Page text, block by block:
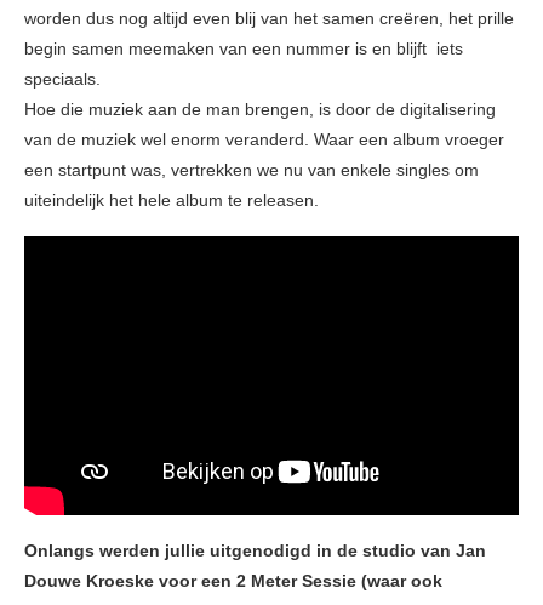
worden dus nog altijd even blij van het samen creëren, het prille
begin samen meemaken van een nummer is en blijft iets
speciaals.
Hoe die muziek aan de man brengen, is door de digitalisering
van de muziek wel enorm veranderd. Waar een album vroeger
een startpunt was, vertrekken we nu van enkele singles om
uiteindelijk het hele album te releasen.
Onlangs werden jullie uitgenodigd in de studio van Jan
Douwe Kroeske voor een 2 Meter Sessie (waar ook